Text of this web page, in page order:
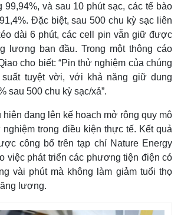
99,94%, và sau 10 phút sạc, các tế bào
Đặc biệt, sau 500 chu kỳ sạc liên
dài 6 phút, các cell pin vẫn giữ được
lượng ban đầu. Trong một thông cáo
cho biết: “Pin thử nghiệm của chúng
tuyệt vời, với khả năng giữ dung
sau 500 chu kỳ sạc/xả”.
hiện đang lên kế hoạch mở rộng quy mô
trong điều kiện thực tế. Kết quả
công bố trên tạp chí Nature Energy
việc phát triển các phương tiện điện có
vài phút mà không làm giảm tuổi thọ
lượng.